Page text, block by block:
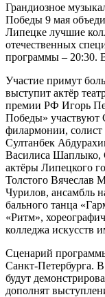
Грандиозное
Победы 9 мая
Липецке лучшие
отечественных
программы – 20:30.
Участие примут
выступит актёр
премии РФ Игорь
Победы» участвуют
филармонии,
Султанбек
Василиса Шаплыко,
актёры Липецкого
Толстого Вячеслав
Чурилов, ансамбль
бального танца
«Ритм»,
колледжа искусств
Сценарий
Санкт-Петербурга.
будут
дополнят